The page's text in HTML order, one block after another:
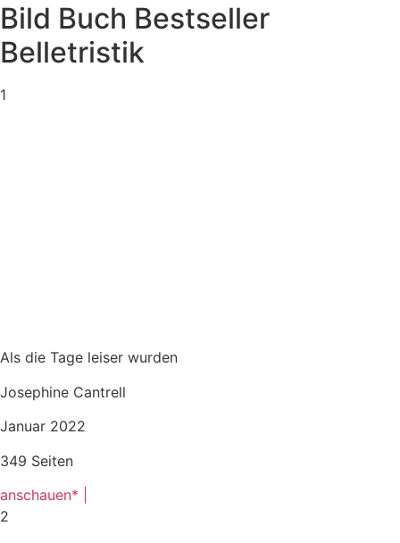
Bild Buch Bestseller
Belletristik
1
Als die Tage leiser wurden
Josephine Cantrell
Januar 2022
349 Seiten
anschauen* |
2